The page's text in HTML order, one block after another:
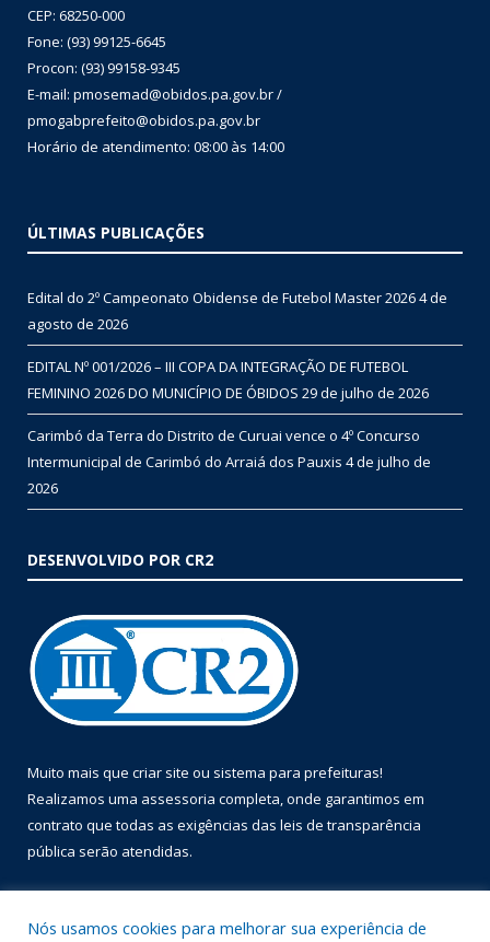
CEP: 68250-000
Fone: (93) 99125-6645
Procon: (93) 99158-9345
E-mail: pmosemad@obidos.pa.gov.br /
pmogabprefeito@obidos.pa.gov.br
Horário de atendimento: 08:00 às 14:00
ÚLTIMAS PUBLICAÇÕES
Edital do 2º Campeonato Obidense de Futebol Master 20264 de
agosto de 2026
EDITAL Nº 001/2026 – III COPA DA INTEGRAÇÃO DE FUTEBOL
FEMININO 2026 DO MUNICÍPIO DE ÓBIDOS 29 de julho de 2026
Carimbó da Terra do Distrito de Curuai vence o 4º Concurso
Intermunicipal de Carimbó do Arraiá dos Pauxis 4 de julho de
2026
DESENVOLVIDO POR CR2
Muito mais que criar site ou sistema para prefeituras!
Realizamos uma assessoria completa, onde garantimos em
contrato que todas as exigências das leis de transparência
pública serão atendidas.
Nós usamos cookies para melhorar sua experiência de